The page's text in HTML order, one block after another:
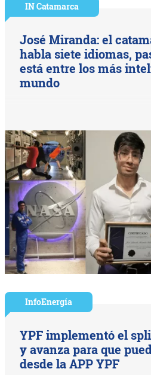
IN Catamarca
José Miranda: el
habla siete idiomas,
está entre los más
mundo
InfoEnergía
YPF implementó el
y avanza para que
desde la APP YPF